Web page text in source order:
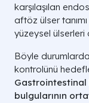
karşılaşılan
aftöz ülser
yüzeysel ülserleri
Böyle
kontrolünü
Gastrointestinal
bulgularının